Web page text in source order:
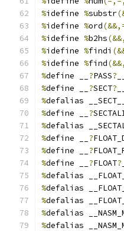
%idefine %substr
%idefine %ord
%idefine %b2hs
%idefine %findi
%idefine %find
%define __ ?PASS?
%define __ ?SECT?
%defalias __SECT__
%define __ ?
%defalias
%define __ ?
%define __ ?
%define __ ?FLOAT?
%defalias
%defalias
%defalias
%defalias
%defalias